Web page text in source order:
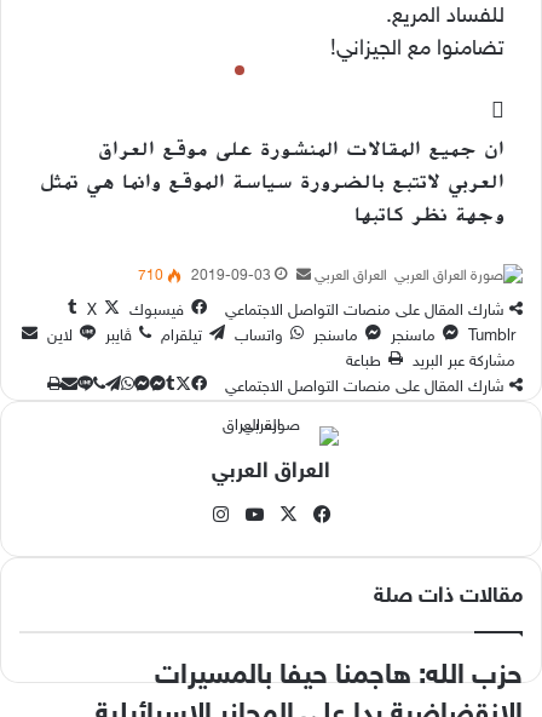
للفساد المريع.
تضامنوا مع الجيزاني!
ان جميع المقالات المنشورة على موقع العراق
العربي لاتتبع بالضرورة سياسة الموقع وانما هي تمثل
وجهة نظر كاتبها
العراق العربي
أرسل
بريدا
إلكترونيا
2019-09-03
710
شارك المقال على منصات التواصل الاجتماعي فيسبوك
‫X
ماسنجر ماسنجر واتساب تيلقرام ڤايبر
لاين
مشاركة عبر البريد
طباعة
شارك المقال على منصات التواصل الاجتماعي
‫Xماسنجر
ماسنجر
واتساب
تيلقرام
ڤايبر
لاين
مشاركة
طباعة
العراق العربي
فيسبوك
‫X
‫YouTube
مقالات ذات صلة
حزب الله: هاجمنا حيفا بالمسيرات